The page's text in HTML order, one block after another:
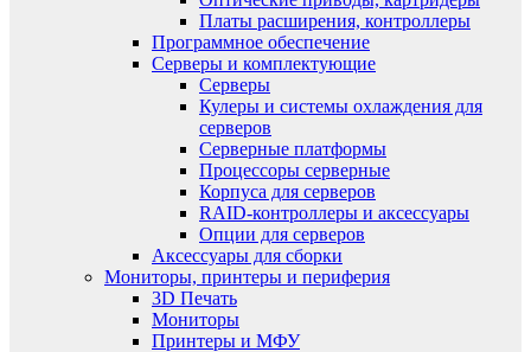
Платы расширения, контроллеры
Программное обеспечение
Серверы и комплектующие
Серверы
Кулеры и системы охлаждения для
серверов
Серверные платформы
Процессоры серверные
Корпуса для серверов
RAID-контроллеры и аксессуары
Опции для серверов
Аксессуары для сборки
Мониторы, принтеры и периферия
3D Печать
Мониторы
Принтеры и МФУ